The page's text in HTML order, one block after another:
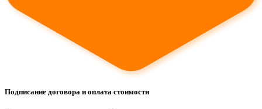
Подписание договора и оплата стоимости